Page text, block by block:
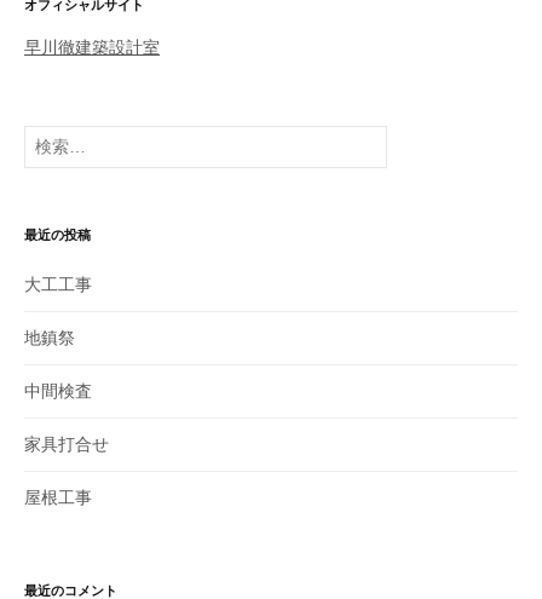
ー
シ
ン
オフィシャルサイト
早川徹建築設計室
検
索
最近の投稿
大工工事
地鎮祭
中間検査
家具打合せ
屋根工事
最近のコメント